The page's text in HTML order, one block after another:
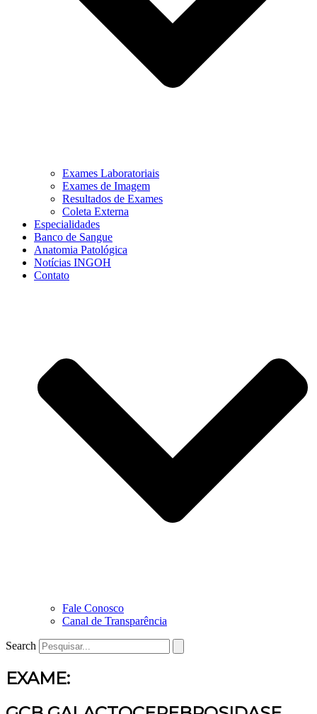
Exames Laboratoriais
Exames de Imagem
Resultados de Exames
Coleta Externa
Especialidades
Banco de Sangue
Anatomia Patológica
Notícias INGOH
Contato
Fale Conosco
Canal de Transparência
Search
EXAME: